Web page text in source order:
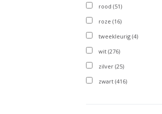
rood (51)
roze (16)
tweekleurig (4)
wit (276)
zilver (25)
zwart (416)